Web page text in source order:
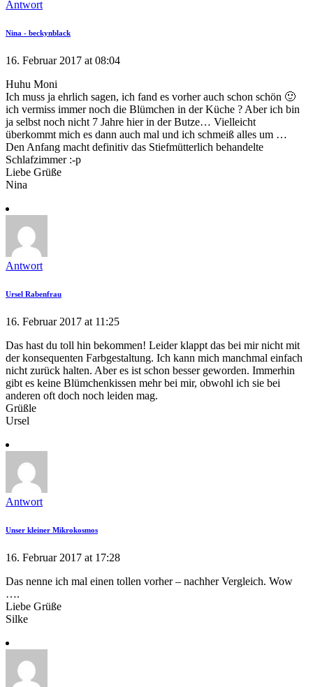
Antwort
Nina - beckynblack
16. Februar 2017 at 08:04
Huhu Moni
Ich muss ja ehrlich sagen, ich fand es vorher auch schon schön 🙂
ich vermiss immer noch die Blümchen in der Küche ? Aber ich bin
ja selbst noch nicht 7 Jahre hier in der Butze… Vielleicht
überkommt mich es dann auch mal und ich schmeiß alles um …
Den Anfang macht definitiv das Stiefmütterlich behandelte
Schlafzimmer :-p
Liebe Grüße
Nina
Antwort
Ursel Rabenfrau
16. Februar 2017 at 11:25
Das hast du toll hin bekommen! Leider klappt das bei mir nicht mit
der konsequenten Farbgestaltung. Ich kann mich manchmal einfach
nicht zurück halten. Aber es ist schon besser geworden. Immerhin
gibt es keine Blümchenkissen mehr bei mir, obwohl ich sie bei
anderen oft doch noch leiden mag.
Grüßle
Ursel
Antwort
Unser kleiner Mikrokosmos
16. Februar 2017 at 17:28
Das nenne ich mal einen tollen vorher – nachher Vergleich. Wow
….
Liebe Grüße
Silke